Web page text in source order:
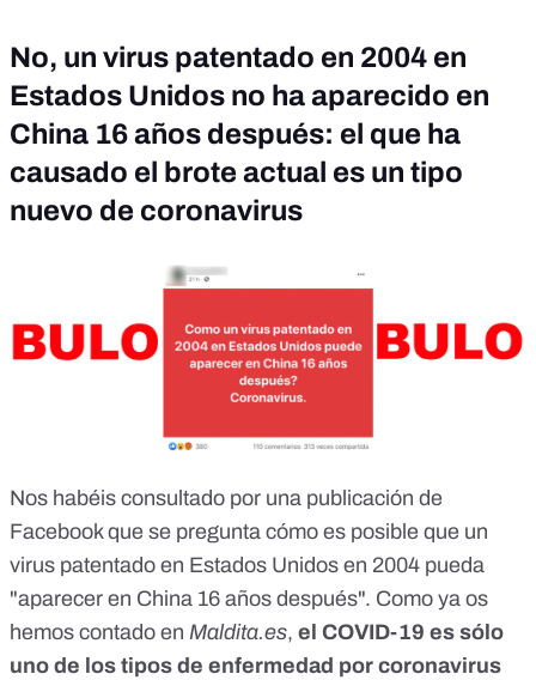
No, un virus patentado en 2004 en
Estados Unidos no ha aparecido en
China 16 años después: el que ha
causado el brote actual es un tipo
nuevo de coronavirus
Nos habéis consultado por una publicación de
Facebook que se pregunta cómo es posible que un
virus patentado en Estados Unidos en 2004 pueda
"aparecer en China 16 años después". Como ya os
hemos contado en Maldita.es, el COVID-19 es sólo
uno de los tipos de enfermedad por coronavirus